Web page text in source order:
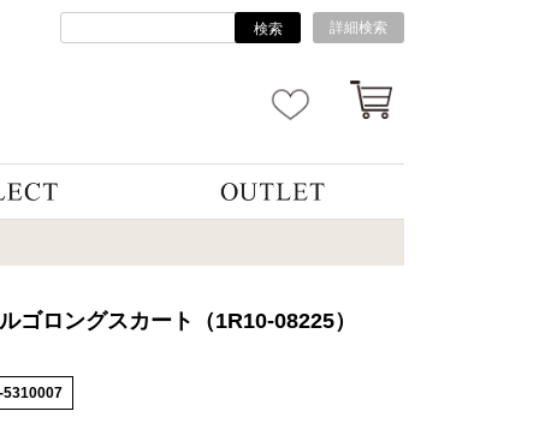
検索 詳細検索
ゴロングスカート（1R10-08225）
5310007